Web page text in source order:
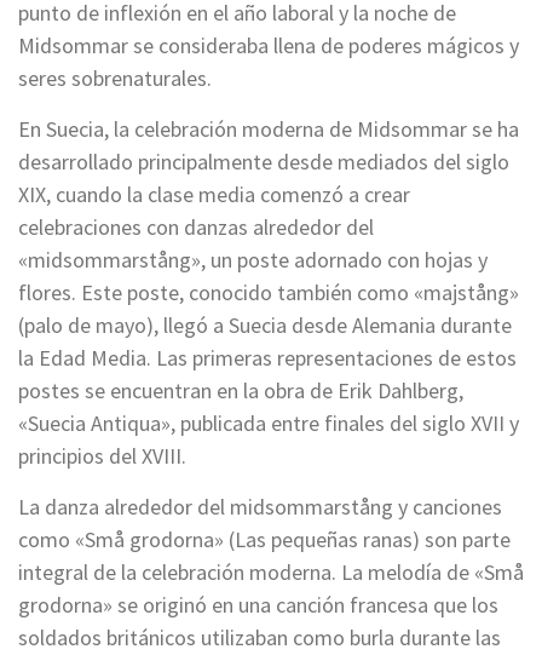
punto de inflexión en el año laboral y la noche de
Midsommar se consideraba llena de poderes mágicos y
seres sobrenaturales.
En Suecia, la celebración moderna de Midsommar se ha
desarrollado principalmente desde mediados del siglo
XIX, cuando la clase media comenzó a crear
celebraciones con danzas alrededor del
«midsommarstång», un poste adornado con hojas y
flores. Este poste, conocido también como «majstång»
(palo de mayo), llegó a Suecia desde Alemania durante
la Edad Media. Las primeras representaciones de estos
postes se encuentran en la obra de Erik Dahlberg,
«Suecia Antiqua», publicada entre finales del siglo XVII y
principios del XVIII.
La danza alrededor del midsommarstång y canciones
como «Små grodorna» (Las pequeñas ranas) son parte
integral de la celebración moderna. La melodía de «Små
grodorna» se originó en una canción francesa que los
soldados británicos utilizaban como burla durante las